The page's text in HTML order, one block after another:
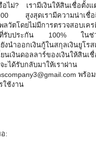
อไม่? เรามีเงินให้สินเชื่อตั้
สูงสุดเรามีความน่าเชื่อ
ลวัตโดยไม่มีการตรวจสอบเค
ที่รับประกัน 100% ในช่ว
งนำออกเงินกู้ในสกุลเงินยูโรส
นเงินดอลลาร์ของเงินให้สินเ
ได้รับกลับมาให้เราผ่าน
พร้
ใช้งาน
: